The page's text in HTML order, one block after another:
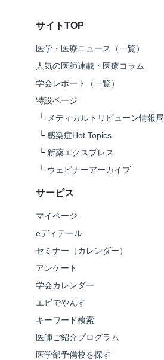
サイトTOP
医学・医療ニュース（一覧）
人気の医師連載・医療コラム
学会レポート（一覧）
特設ページ
└ メディカルトリビューン情報局
└ 感染症Hot Topics
└ 新薬エクスプレス
└ ウェビナーアーカイブ
サービス
マイページ
eディテール
セミナー（カレンダー）
アンケート
学会カレンダー
エビでやんす
キーワード検索
医師ご紹介プログラム
医学部予備校を探す